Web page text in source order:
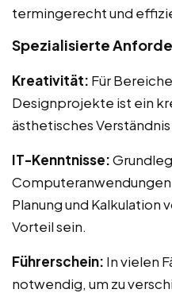
termingerecht und
Spezialisierte
Kreativität: Für
Designprojekte ist ein
ästhetisches
IT-Kenntnisse:
Planung und Kalkulation
Vorteil sein.
Führerschein: In vielen
notwendig, um zu